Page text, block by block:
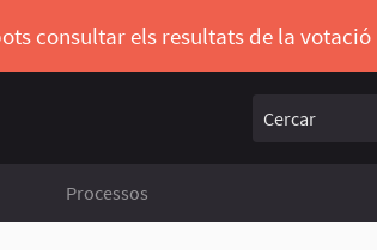
consultar els resultats de la
Processos